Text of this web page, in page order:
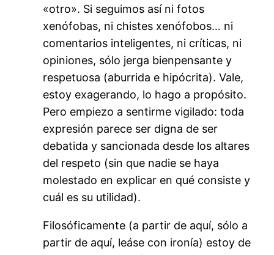
«otro». Si seguimos así ni fotos
xenófobas, ni chistes xenófobos… ni
comentarios inteligentes, ni críticas, ni
opiniones, sólo jerga bienpensante y
respetuosa (aburrida e hipócrita). Vale,
estoy exagerando, lo hago a propósito.
Pero empiezo a sentirme vigilado: toda
expresión parece ser digna de ser
debatida y sancionada desde los altares
del respeto (sin que nadie se haya
molestado en explicar en qué consiste y
cuál es su utilidad).
Filosóficamente (a partir de aquí, sólo a
partir de aquí, leáse con ironía) estoy de